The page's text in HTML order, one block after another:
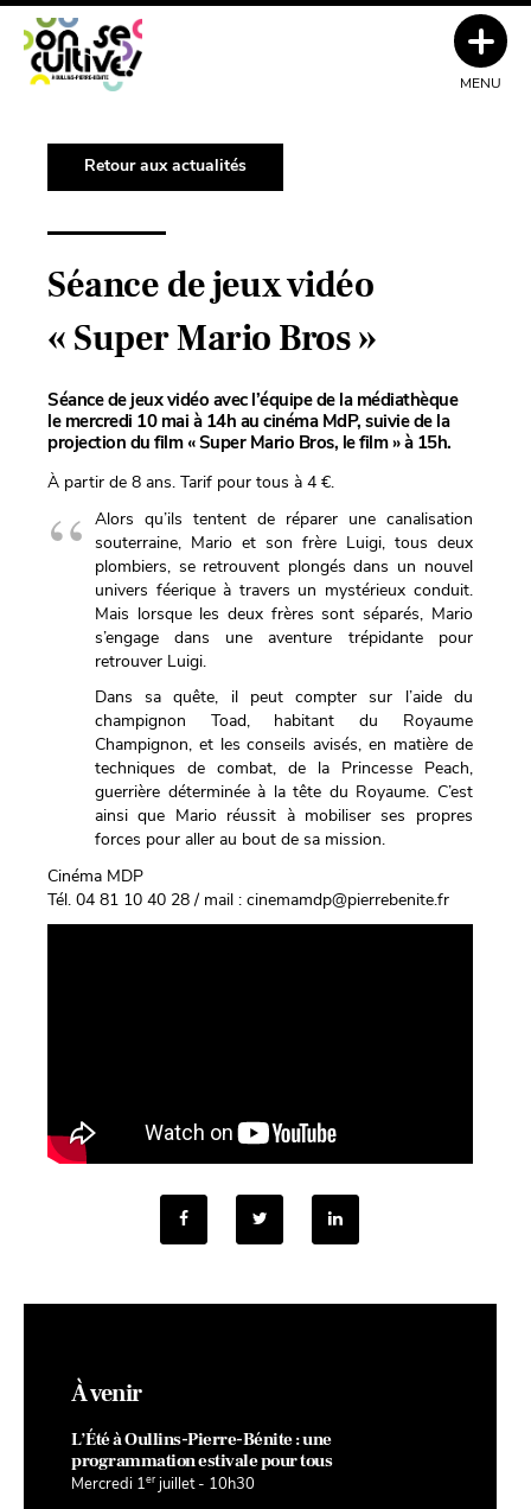
Retour aux actualités
Séance de jeux vidéo
« Super Mario Bros »
Séance de jeux vidéo avec l’équipe de la médiathèque
le mercredi 10 mai à 14h au cinéma MdP, suivie de la
projection du film « Super Mario Bros, le film » à 15h.
À partir de 8 ans. Tarif pour tous à 4 €.
Alors qu’ils tentent de réparer une canalisation
souterraine, Mario et son frère Luigi, tous deux
plombiers, se retrouvent plongés dans un nouvel
univers féerique à travers un mystérieux conduit.
Mais lorsque les deux frères sont séparés, Mario
s’engage dans une aventure trépidante pour
retrouver Luigi.
Dans sa quête, il peut compter sur l’aide du
champignon Toad, habitant du Royaume
Champignon, et les conseils avisés, en matière de
techniques de combat, de la Princesse Peach,
guerrière déterminée à la tête du Royaume. C’est
ainsi que Mario réussit à mobiliser ses propres
forces pour aller au bout de sa mission.
Cinéma MDP
Tél. 04 81 10 40 28 / mail : cinemamdp@pierrebenite.fr
À venir
L’Été à Oullins-Pierre-Bénite : une
programmation estivale pour tous
Mercredi 1er juillet - 10h30
MENU